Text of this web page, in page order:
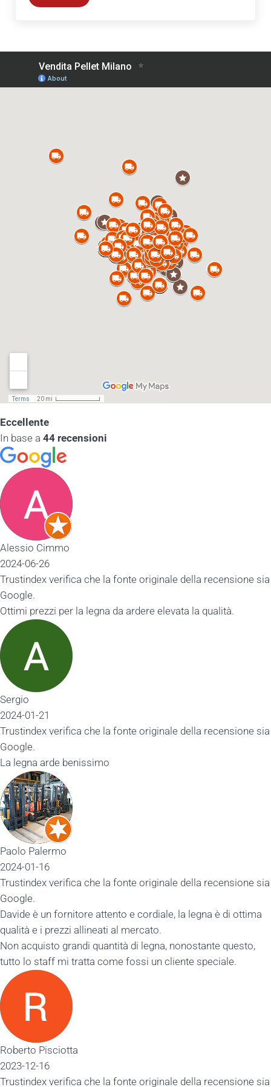
Eccellente
In base a 44 recensioni
Alessio Cimmo
2024-06-26
Trustindex verifica che la fonte originale della recensione sia
Google.
Ottimi prezzi per la legna da ardere elevata la qualità.
Sergio
2024-01-21
Trustindex verifica che la fonte originale della recensione sia
Google.
La legna arde benissimo
Paolo Palermo
2024-01-16
Trustindex verifica che la fonte originale della recensione sia
Google.
Davide è un fornitore attento e cordiale, la legna è di ottima
qualità e i prezzi allineati al mercato.
Non acquisto grandi quantità di legna, nonostante questo,
tutto lo staff mi tratta come fossi un cliente speciale.
Roberto Pisciotta
2023-12-16
Trustindex verifica che la fonte originale della recensione sia